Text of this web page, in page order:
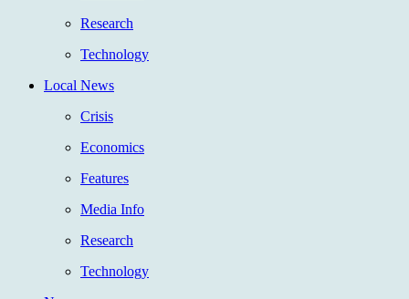
Research
Technology
Local News
Crisis
Economics
Features
Media Info
Research
Technology